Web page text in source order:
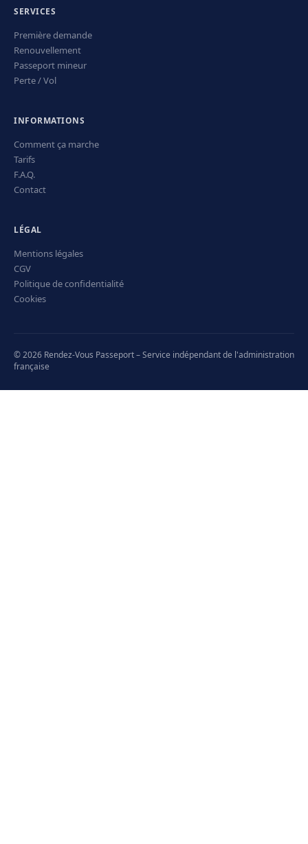
SERVICES
Première demande
Renouvellement
Passeport mineur
Perte / Vol
INFORMATIONS
Comment ça marche
Tarifs
F.A.Q.
Contact
LÉGAL
Mentions légales
CGV
Politique de confidentialité
Cookies
© 2026 Rendez-Vous Passeport – Service indépendant de l'administration
française